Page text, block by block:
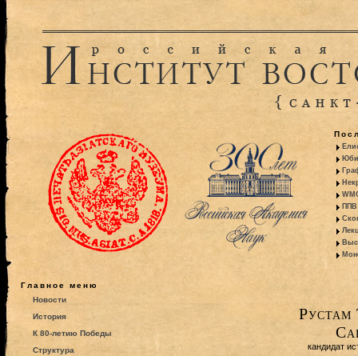
ППВ
Главное меню
Новости
История
К 80-летию Победы
Структура
Рустам
кандидат